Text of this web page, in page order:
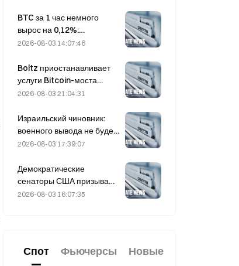
приближаясь к $6 000 за
тонну
BTC за 1 час немного
вырос на 0,12%:
смягчение
напряженности и
синхронный рост
макроэкономических
краткосрочный отскок
2026-08-03 14:07:46
Boltz приостанавливает
услуги Bitcoin-моста
бесконечно после атак с
2026-08-03 21:04:31
Израильский чиновник:
военного вывода не будет
до разоружения ХАМАС
2026-08-03 17:39:07
Демократические
сенаторы США призывают
CFTC ограничить
2026-08-03 16:07:35
Спот Фьючерсы Новые